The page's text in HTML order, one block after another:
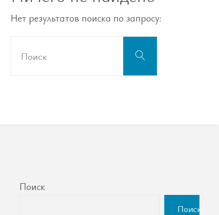
Нет результатов поиска по запросу:
Поиск
Поиск
Поиск